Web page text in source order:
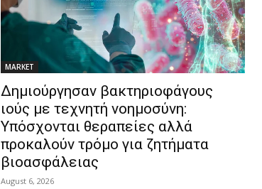
MARKET
Δημιούργησαν βακτηριοφάγους
ιούς με τεχνητή νοημοσύνη:
Υπόσχονται θεραπείες αλλά
προκαλούν τρόμο για ζητήματα
βιοασφάλειας
August 6, 2026